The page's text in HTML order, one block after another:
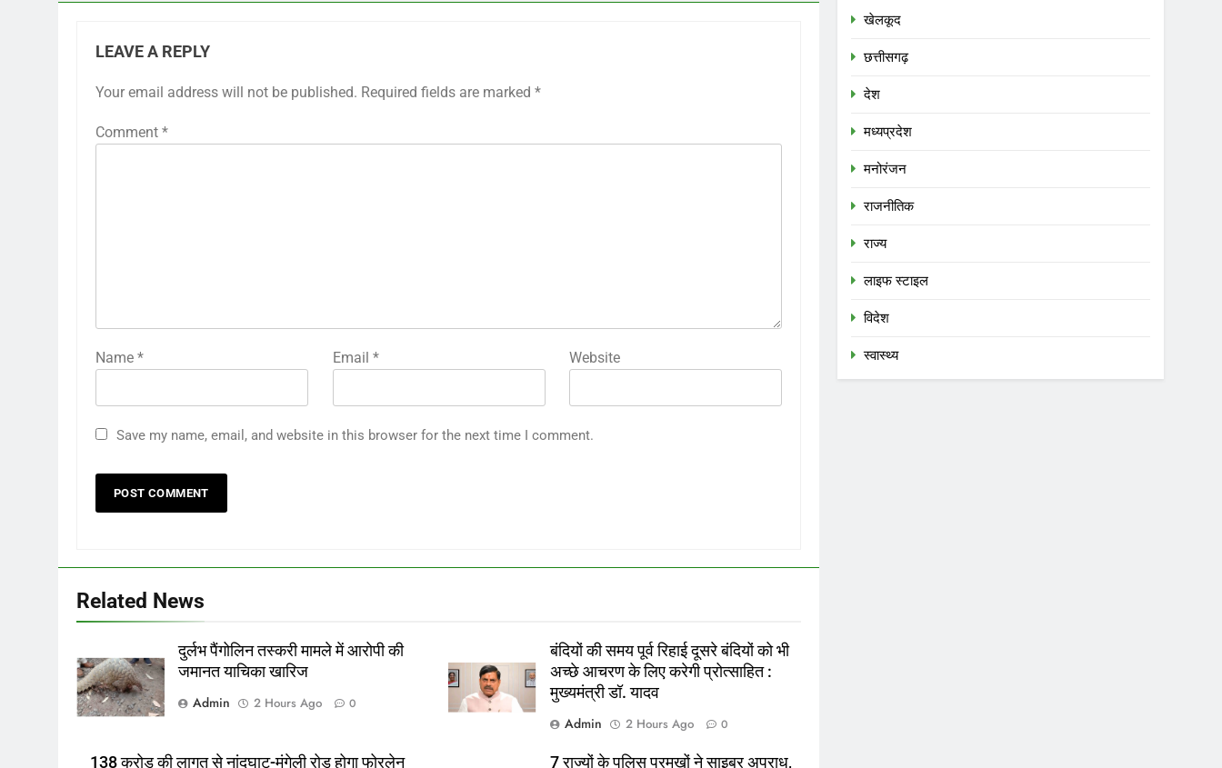
LEAVE A REPLY
Your email address will not be published. Required fields are marked *
Comment *
Name * Email * Website
Save my name, email, and website in this browser for the next time I comment.
Related News
दुर्लभ पैंगोलिन तस्करी मामले में आरोपी की
जमानत याचिका खारिज
Admin
2 Hours Ago 0
बंदियों की समय पूर्व रिहाई दूसरे बंदियों को भी
अच्छे आचरण के लिए करेगी प्रोत्साहित :
मुख्यमंत्री डॉ. यादव
Admin
2 Hours Ago 0
138 करोड़ की लागत से नांदघाट-मुंगेली रोड होगा फोरलेन 7 राज्यों के पुलिस प्रमुखों ने साइबर अपराध,
खेलकूद
छत्तीसगढ़
देश
मध्‍यप्रदेश
मनोरंजन
राजनीतिक
राज्य
लाइफ स्टाइल
विदेश
स्‍वास्‍थ्‍य